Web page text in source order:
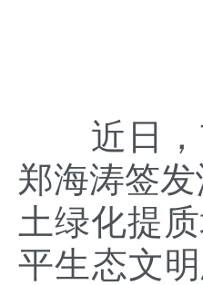
近日，
郑海涛签
土绿化提
平生态文